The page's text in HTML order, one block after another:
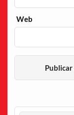
Web